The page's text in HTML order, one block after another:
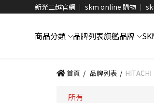
新光三越官網 skm online 購物
商品分類 品牌列表旗艦品牌
首頁 / 品牌列表 / HITACHI
所有